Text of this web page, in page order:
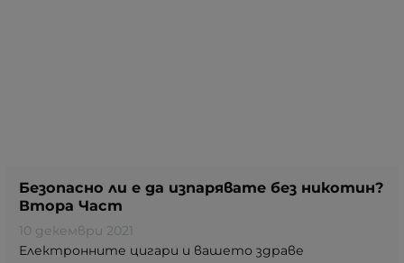
Безопасно ли е да изпарявате без никотин?
Втора Част
10 декември 2021
Електронните цигари и вашето здраве